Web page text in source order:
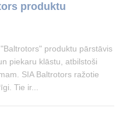
produktu
produktu pārstāvis
piekaru klāstu, atbilstoši
SIA Baltrotors ražotie
Tie ir...